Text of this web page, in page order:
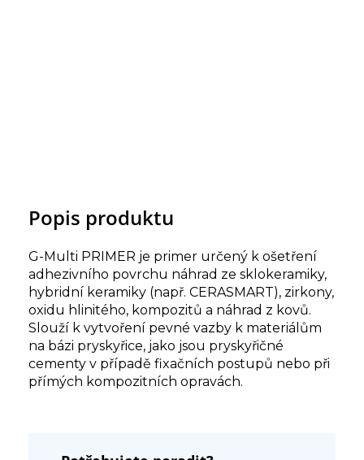
Popis produktu
G-Multi PRIMER je primer určený k ošetření
adhezivního povrchu náhrad ze sklokeramiky,
hybridní keramiky (např. CERASMART), zirkony,
oxidu hlinitého, kompozitů a náhrad z kovů.
Slouží k vytvoření pevné vazby k materiálům
na bázi pryskyřice, jako jsou pryskyřičné
cementy v případě fixačních postupů nebo při
přímých kompozitních opravách.